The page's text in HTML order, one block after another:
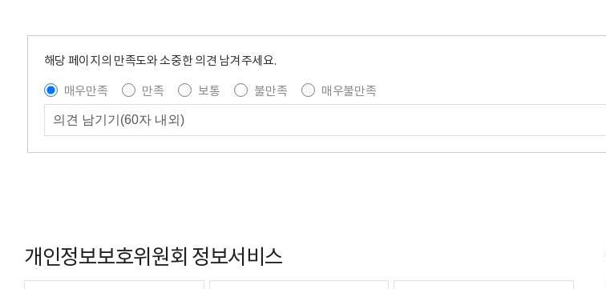
해당 페이지의 만족도와 소중한 의견 남겨주세요.
매우만족
만족 보통 불만족
매우불만족
개인정보보호위원회 정보서비스